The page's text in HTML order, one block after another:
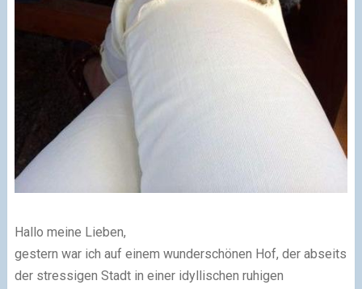
Hallo meine Lieben,
gestern war ich auf einem wunderschönen Hof, der abseits
der stressigen Stadt in einer idyllischen ruhigen